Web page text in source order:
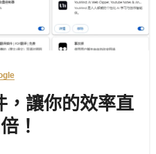
讓你的效率直
！